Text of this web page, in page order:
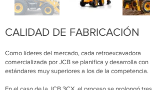
CALIDAD DE FABRICACIÓN
Como líderes del mercado, cada retroexcavadora
comercializada por JCB se planifica y desarrolla con
estándares muy superiores a los de la competencia.